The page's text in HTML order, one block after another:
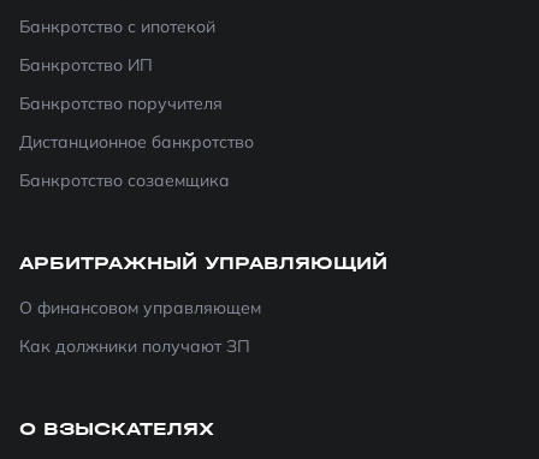
Банкротство с ипотекой
Банкротство ИП
Банкротство поручителя
Дистанционное банкротство
Банкротство созаемщика
АРБИТРАЖНЫЙ УПРАВЛЯЮЩИЙ
О финансовом управляющем
Как должники получают ЗП
О ВЗЫСКАТЕЛЯХ